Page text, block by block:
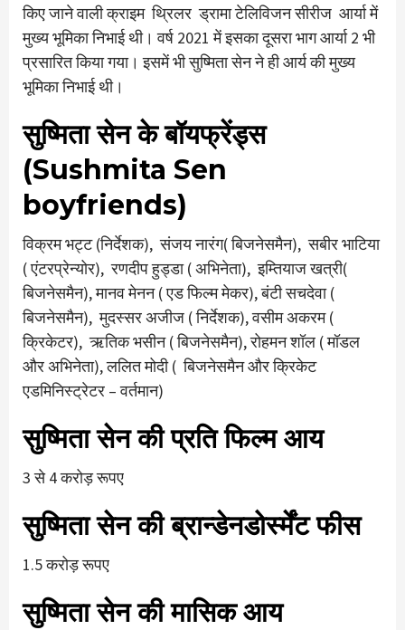
किए जाने वाली क्राइम थ्रिलर ड्रामा टेलिविजन सीरीज आर्या में
मुख्य भूमिका निभाई थी। वर्ष 2021 में इसका दूसरा भाग आर्या 2 भी
प्रसारित किया गया। इसमें भी सुष्मिता सेन ने ही आर्य की मुख्य
भूमिका निभाई थी।
सुष्मिता सेन के बॉयफ्रेंड्स
(Sushmita Sen
boyfriends)
विक्रम भट्ट (निर्देशक), संजय नारंग( बिजनेसमैन), सबीर भाटिया
( एंटरप्रेन्योर), रणदीप हुड्डा ( अभिनेता), इम्तियाज खत्री(
बिजनेसमैन), मानव मेनन ( एड फिल्म मेकर), बंटी सचदेवा (
बिजनेसमैन), मुदस्सर अजीज ( निर्देशक), वसीम अकरम (
क्रिकेटर), ऋतिक भसीन ( बिजनेसमैन), रोहमन शॉल ( मॉडल
और अभिनेता), ललित मोदी ( बिजनेसमैन और क्रिकेट
एडमिनिस्ट्रेटर – वर्तमान)
सुष्मिता सेन की प्रति फिल्म आय
3 से 4 करोड़ रूपए
सुष्मिता सेन की ब्रान्डेनडोर्स्मेंट फीस
1.5 करोड़ रूपए
सुष्मिता सेन की मासिक आय